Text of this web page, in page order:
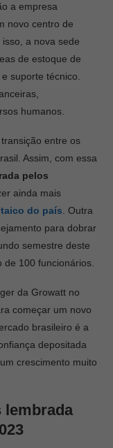
a empresa
novo centro de
a nova sede
de estoque de
suporte técnico.
humanos.
entre os
Assim, com essa
pelos
ainda mais
do país . Outra
para dobrar
semestre deste
100 funcionários.
da Growatt no
começar um novo
brasileiro é a
depositada
crescimento muito
lembrada